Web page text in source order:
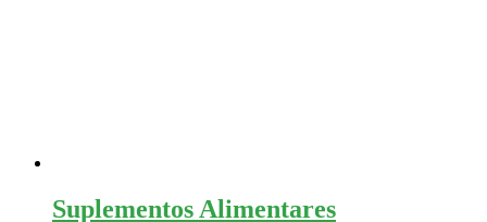
Suplementos Alimentares